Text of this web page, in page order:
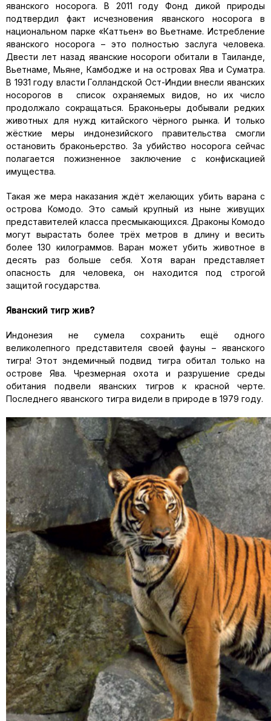
яванского носорога. В 2011 году Фонд дикой природы
подтвердил факт исчезновения яванского носорога в
национальном парке «Каттьен» во Вьетнаме. Истребление
яванского носорога – это полностью заслуга человека.
Двести лет назад яванские носороги обитали в Таиланде,
Вьетнаме, Мьяне, Камбодже и на островах Ява и Суматра.
В 1931 году власти Голландской Ост-Индии внесли яванских
носорогов в список охраняемых видов, но их число
продолжало сокращаться. Браконьеры добывали редких
животных для нужд китайского чёрного рынка. И только
жёсткие меры индонезийского правительства смогли
остановить браконьерство. За убийство носорога сейчас
полагается пожизненное заключение с конфискацией
имущества.
Такая же мера наказания ждёт желающих убить варана с
острова Комодо. Это самый крупный из ныне живущих
представителей класса пресмыкающихся. Драконы Комодо
могут вырастать более трёх метров в длину и весить
более 130 килограммов. Варан может убить животное в
десять раз больше себя. Хотя варан представляет
опасность для человека, он находится под строгой
защитой государства.
Яванский тигр жив?
Индонезия не сумела сохранить ещё одного
великолепного представителя своей фауны – яванского
тигра! Этот эндемичный подвид тигра обитал только на
острове Ява. Чрезмерная охота и разрушение среды
обитания подвели яванских тигров к красной черте.
Последнего яванского тигра видели в природе в 1979 году.